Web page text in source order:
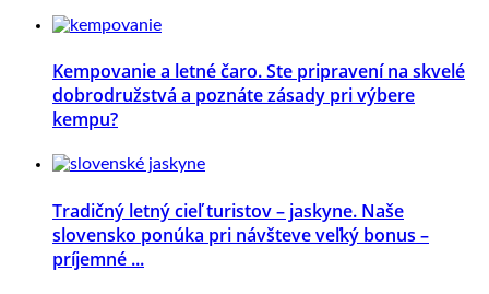
Kempovanie a letné čaro. Ste pripravení na skvelé
dobrodružstvá a poznáte zásady pri výbere
kempu?
Tradičný letný cieľ turistov – jaskyne. Naše
slovensko ponúka pri návšteve veľký bonus –
príjemné ...